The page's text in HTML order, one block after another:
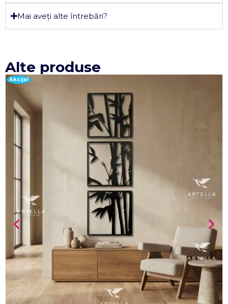
Mai aveți alte întrebări?
Alte produse
Akcija!